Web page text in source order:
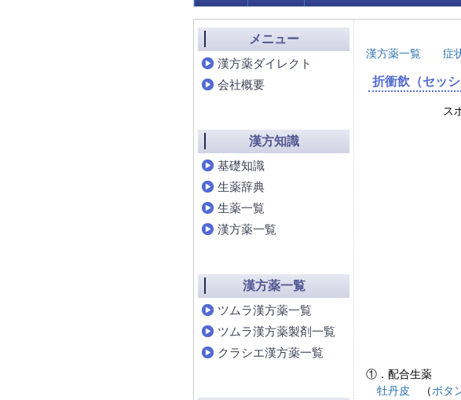
漢方薬一覧 症
折衝飲（セッシ
スポンサ
①．配合生薬
牡丹皮 （ボタ
メニュー
漢方薬ダイレクト
会社概要
漢方知識
基礎知識
生薬辞典
生薬一覧
漢方薬一覧
漢方薬一覧
ツムラ漢方薬一覧
ツムラ漢方薬製剤一覧
クラシエ漢方薬一覧